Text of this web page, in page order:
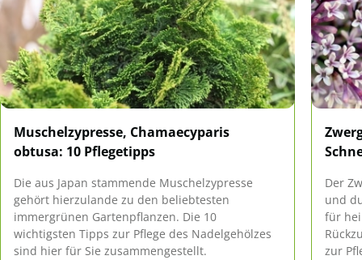
Muschelzypresse, Chamaecyparis
obtusa: 10 Pflegetipps
Die aus Japan stammende Muschelzypresse
gehört hierzulande zu den beliebtesten
immergrünen Gartenpflanzen. Die 10
wichtigsten Tipps zur Pflege des Nadelgehölzes
sind hier für Sie zusammengestellt.
Der
und
für
zur